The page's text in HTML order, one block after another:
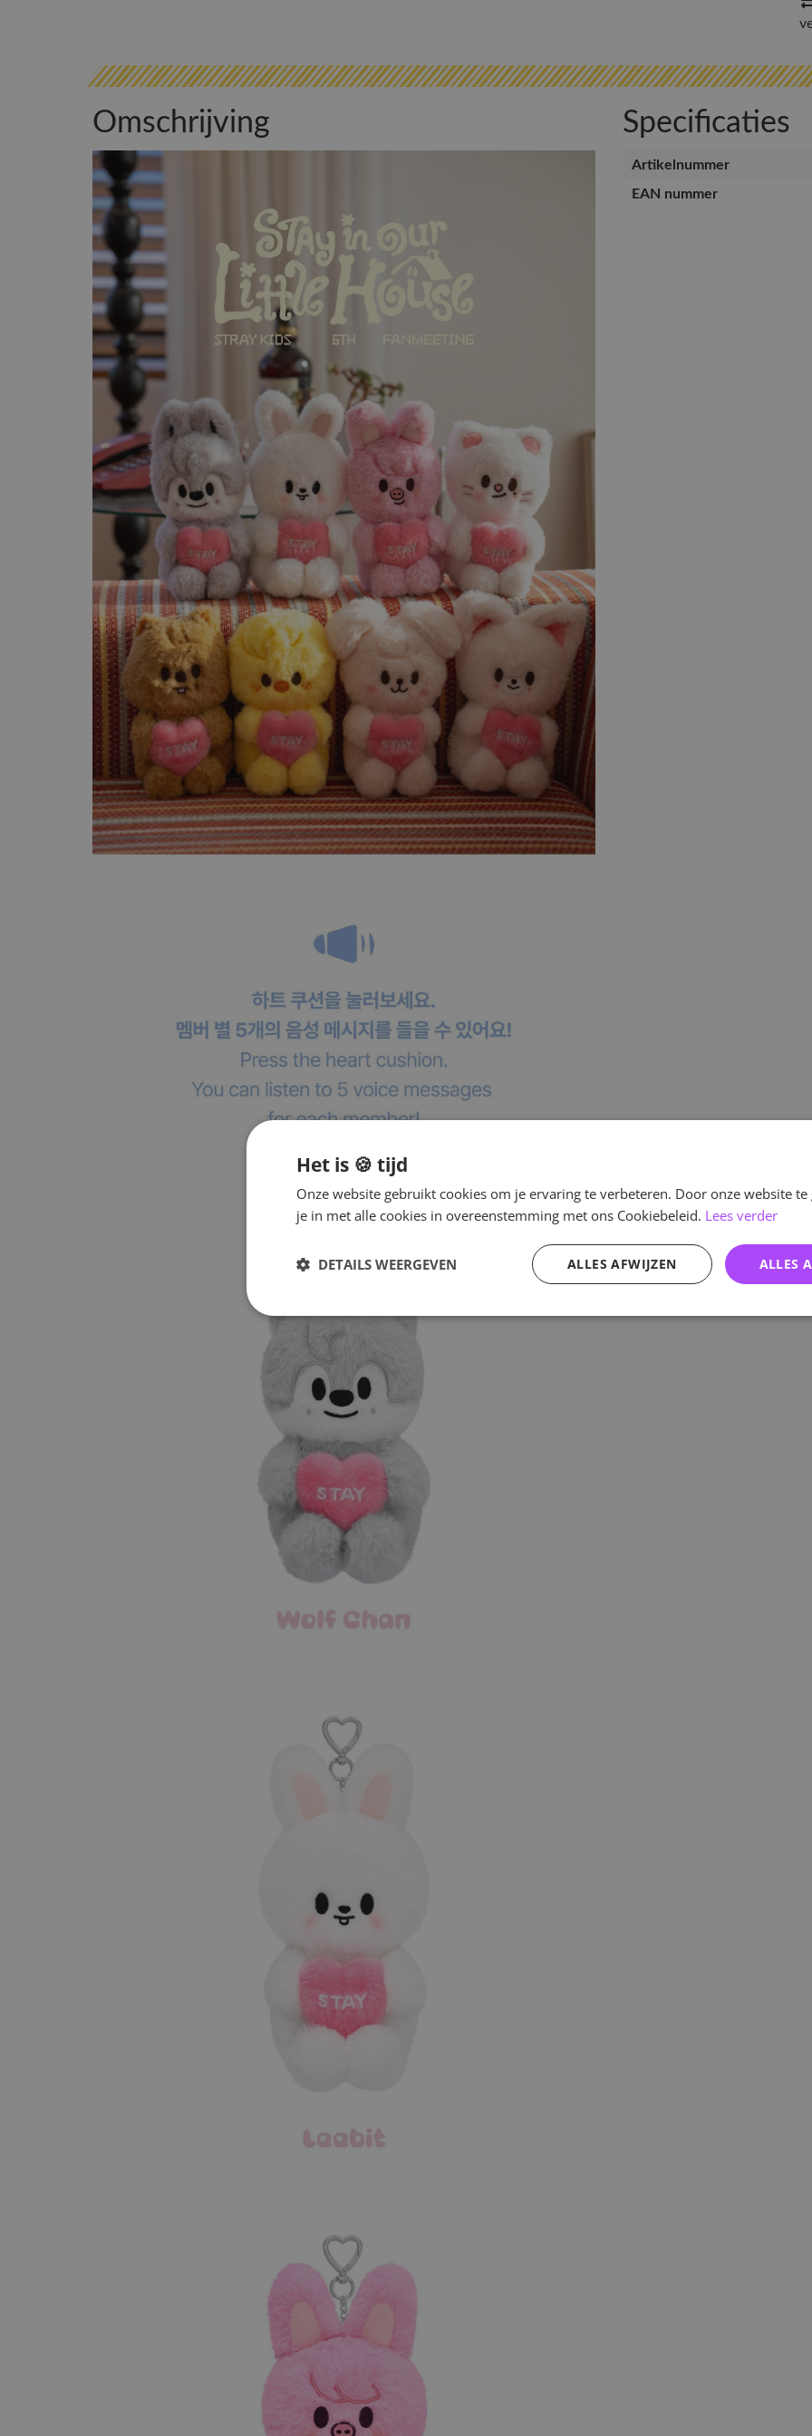
Omschrijving Specificaties
Artikelnummer
EAN nummer
Het is 🍪 tijd
Onze website gebruikt cookies om je ervaring te verbeteren. Door onze website
je in met alle cookies in overeenstemming met ons Cookiebeleid. Lees verder
ALLES
ALLES AFWIJZEN
DETAILS WEERGEVEN